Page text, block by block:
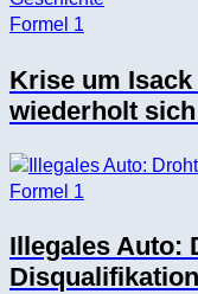
Formel 1
Krise um
wiederholt
Formel 1
Illegales Auto: